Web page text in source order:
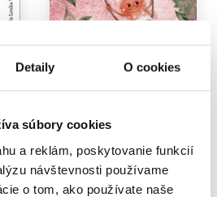
Detaily O cookies
súbory cookies
a reklám, poskytovanie funkcií
návštevnosti používame
o tom, ako používate naše
Příhody včelích medvídků
Jiří Kahoun, Petr Skoumal,
10,19 €
Do košíka